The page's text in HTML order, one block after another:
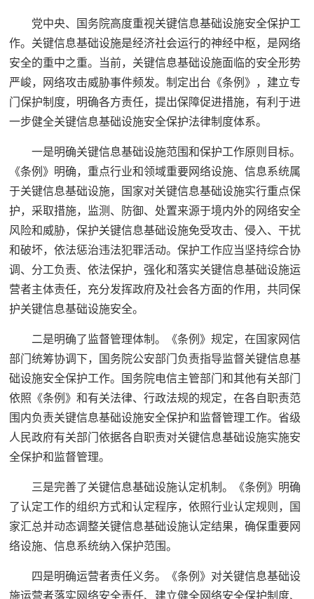
党中央、国务院高度重视关键信息基础设施安全保护工
作。关键信息基础设施是经济社会运行的神经中枢，是网络
安全的重中之重。当前，关键信息基础设施面临的安全形势
严峻，网络攻击威胁事件频发。制定出台《条例》，建立专
门保护制度，明确各方责任，提出保障促进措施，有利于进
一步健全关键信息基础设施安全保护法律制度体系。
一是明确关键信息基础设施范围和保护工作原则目标。
《条例》明确，重点行业和领域重要网络设施、信息系统属
于关键信息基础设施，国家对关键信息基础设施实行重点保
护，采取措施，监测、防御、处置来源于境内外的网络安全
风险和威胁，保护关键信息基础设施免受攻击、侵入、干扰
和破坏，依法惩治违法犯罪活动。保护工作应当坚持综合协
调、分工负责、依法保护，强化和落实关键信息基础设施运
营者主体责任，充分发挥政府及社会各方面的作用，共同保
护关键信息基础设施安全。
二是明确了监督管理体制。《条例》规定，在国家网信
部门统筹协调下，国务院公安部门负责指导监督关键信息基
础设施安全保护工作。国务院电信主管部门和其他有关部门
依照《条例》和有关法律、行政法规的规定，在各自职责范
围内负责关键信息基础设施安全保护和监督管理工作。省级
人民政府有关部门依据各自职责对关键信息基础设施实施安
全保护和监督管理。
三是完善了关键信息基础设施认定机制。《条例》明确
了认定工作的组织方式和认定程序，依照行业认定规则，国
家汇总并动态调整关键信息基础设施认定结果，确保重要网
络设施、信息系统纳入保护范围。
四是明确运营者责任义务。《条例》对关键信息基础设
施运营者落实网络安全责任、建立健全网络安全保护制度、